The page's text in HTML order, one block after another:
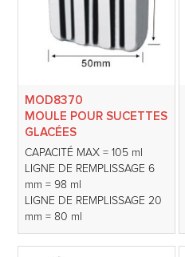
MOD8370
MOULE POUR SUCETTES
GLACÉES
CAPACITÉ MAX = 105 ml
LIGNE DE REMPLISSAGE 6
mm = 98 ml
LIGNE DE REMPLISSAGE 20
mm = 80 ml